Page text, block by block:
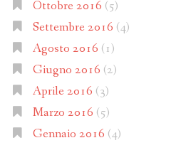
Ottobre 2016 (5)
Settembre 2016 (4)
Agosto 2016 (1)
Giugno 2016 (2)
Aprile 2016 (3)
Marzo 2016 (5)
Gennaio 2016 (4)